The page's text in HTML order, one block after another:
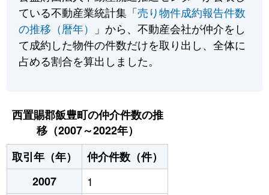
ている不動産業統計集「売り物件成約報告件数
の推移（暦年）
」から、不動産会社が仲介をし
て成約した物件の件数だけを取り出し、全体に
占める割合を算出しました。
西置賜郡飯豊町の仲介件数の推
移（2007～2022年）
取引年（年）
仲介件数（件）
2007
1